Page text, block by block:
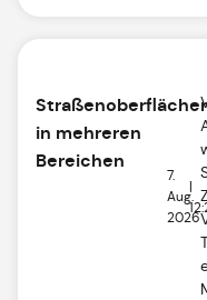
in mehreren
Bereichen
7.
Aug.
2026
|